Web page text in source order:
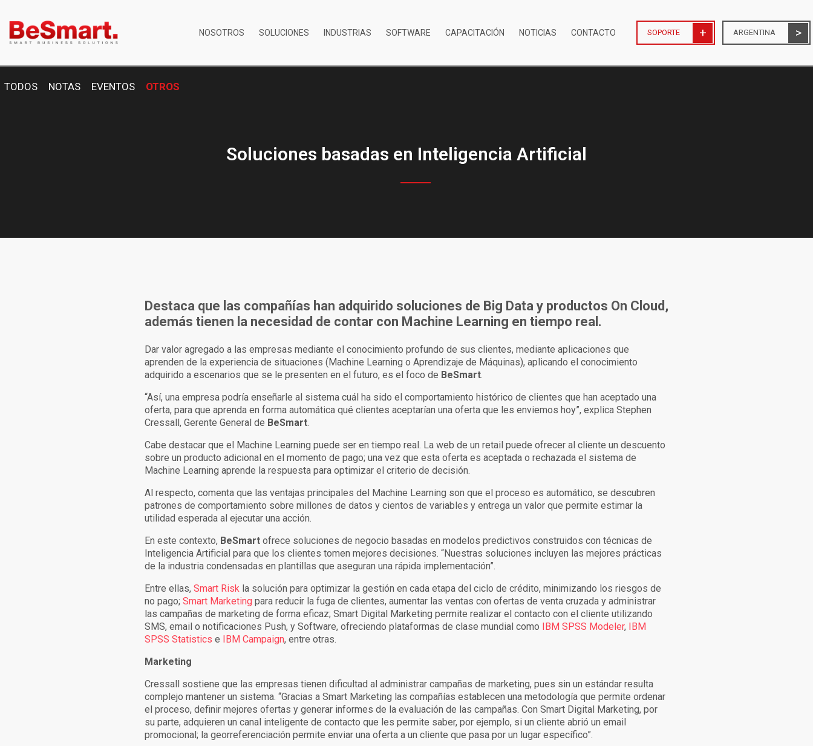
NOSOTROS SOLUCIONES INDUSTRIAS SOFTWARE CAPACITACIÓN NOTICIAS CONTACTO SOPORTE ARGENTINA
TODOS NOTAS EVENTOS OTROS
Soluciones basadas en Inteligencia Artificial
Destaca que las compañías han adquirido soluciones de Big Data y productos On Cloud,
además tienen la necesidad de contar con Machine Learning en tiempo real.
Dar valor agregado a las empresas mediante el conocimiento profundo de sus clientes, mediante aplicaciones que
aprenden de la experiencia de situaciones (Machine Learning o Aprendizaje de Máquinas), aplicando el conocimiento
adquirido a escenarios que se le presenten en el futuro, es el foco de BeSmart.
“Así, una empresa podría enseñarle al sistema cuál ha sido el comportamiento histórico de clientes que han aceptado una
oferta, para que aprenda en forma automática qué clientes aceptarían una oferta que les enviemos hoy”, explica Stephen
Cressall, Gerente General de BeSmart.
Cabe destacar que el Machine Learning puede ser en tiempo real. La web de un retail puede ofrecer al cliente un descuento
sobre un producto adicional en el momento de pago; una vez que esta oferta es aceptada o rechazada el sistema de
Machine Learning aprende la respuesta para optimizar el criterio de decisión.
Al respecto, comenta que las ventajas principales del Machine Learning son que el proceso es automático, se descubren
patrones de comportamiento sobre millones de datos y cientos de variables y entrega un valor que permite estimar la
utilidad esperada al ejecutar una acción.
En este contexto, BeSmart ofrece soluciones de negocio basadas en modelos predictivos construidos con técnicas de
Inteligencia Artificial para que los clientes tomen mejores decisiones. “Nuestras soluciones incluyen las mejores prácticas
de la industria condensadas en plantillas que aseguran una rápida implementación”.
Entre ellas, Smart Risk la solución para optimizar la gestión en cada etapa del ciclo de crédito, minimizando los riesgos de
no pago; Smart Marketing para reducir la fuga de clientes, aumentar las ventas con ofertas de venta cruzada y administrar
las campañas de marketing de forma eficaz; Smart Digital Marketing permite realizar el contacto con el cliente utilizando
SMS, email o notificaciones Push, y Software, ofreciendo plataformas de clase mundial como IBM SPSS Modeler, IBM
SPSS Statistics e IBM Campaign, entre otras.
Marketing
Cressall sostiene que las empresas tienen dificultad al administrar campañas de marketing, pues sin un estándar resulta
complejo mantener un sistema. “Gracias a Smart Marketing las compañías establecen una metodología que permite ordenar
el proceso, definir mejores ofertas y generar informes de la evaluación de las campañas. Con Smart Digital Marketing, por
su parte, adquieren un canal inteligente de contacto que les permite saber, por ejemplo, si un cliente abrió un email
promocional; la georreferenciación permite enviar una oferta a un cliente que pasa por un lugar específico”.